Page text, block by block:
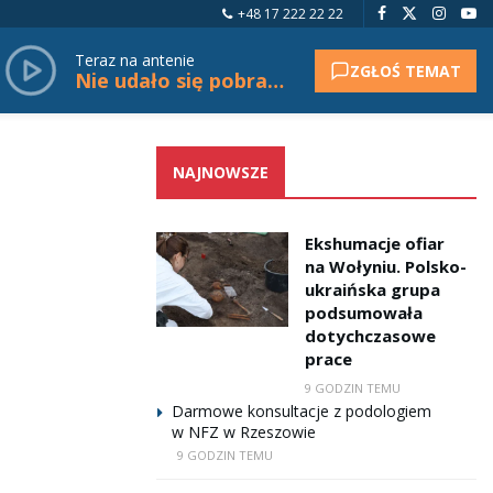
+48 17 222 22 22
Teraz na antenie
Nie udało się pobrać tytułu. ZGŁOŚ TEMAT
NAJNOWSZE
Ekshumacje ofiar
na Wołyniu. Polsko-
ukraińska grupa
podsumowała
dotychczasowe
prace
9 GODZIN TEMU
Darmowe konsultacje z podologiem
w NFZ w Rzeszowie
9 GODZIN TEMU